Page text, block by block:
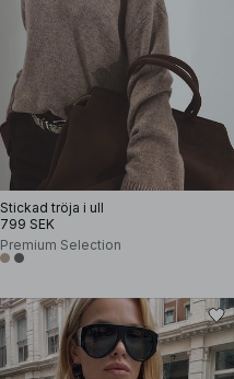
Stickad tröja i ull
799 SEK
Premium Selection